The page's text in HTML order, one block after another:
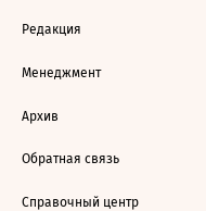
Редакция
Менеджмент
Архив
Обратная связь
Справочный центр